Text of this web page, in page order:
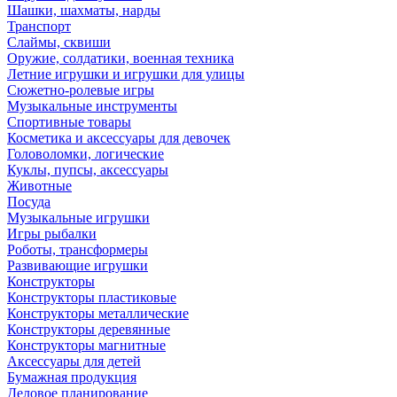
Шашки, шахматы, нарды
Транспорт
Слаймы, сквиши
Оружие, солдатики, военная техника
Летние игрушки и игрушки для улицы
Сюжетно-ролевые игры
Музыкальные инструменты
Спортивные товары
Косметика и аксессуары для девочек
Головоломки, логические
Куклы, пупсы, аксессуары
Животные
Посуда
Музыкальные игрушки
Игры рыбалки
Роботы, трансформеры
Развивающие игрушки
Конструкторы
Конструкторы пластиковые
Конструкторы металлические
Конструкторы деревянные
Конструкторы магнитные
Аксессуары для детей
Бумажная продукция
Деловое планирование